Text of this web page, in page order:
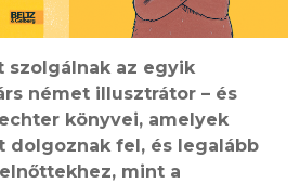
szolgálnak az egyik
német illusztrátor – és
könyvei, amelyek
dolgoznak fel, és legalább
mint a